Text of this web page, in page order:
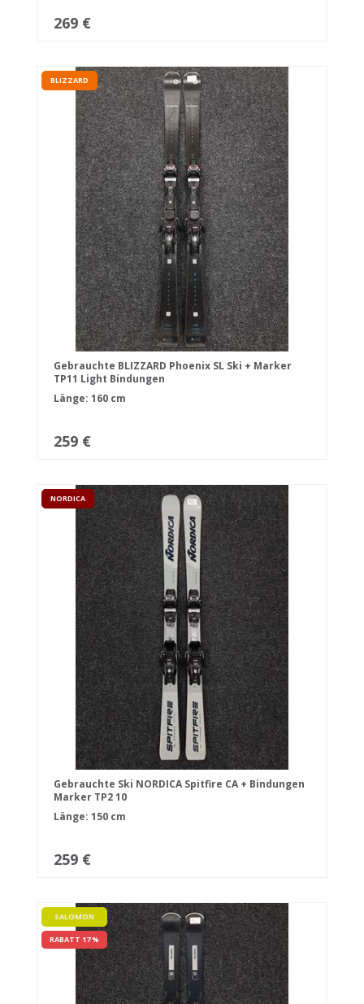
269 €
BLIZZARD
Gebrauchte BLIZZARD Phoenix SL Ski + Marker
TP11 Light Bindungen
Länge: 160 cm
259 €
NORDICA
Gebrauchte Ski NORDICA Spitfire CA + Bindungen
Marker TP2 10
Länge: 150 cm
259 €
SALOMON
RABATT 17 %